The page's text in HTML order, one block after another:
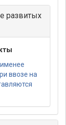
развитых
ввозе на